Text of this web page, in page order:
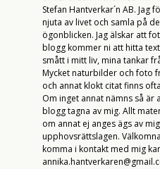
Stefan Hantverkar´n AB. Jag
njuta av livet och samla på
ögonblicken. Jag älskar att
blogg kommer ni att hitta
smått i mitt liv, mina tankar
Mycket naturbilder och foto
och annat klokt citat finns
Om inget annat nämns så är
blogg tagna av mig. Allt
om annat ej anges ägs av
upphovsrättslagen.
komma i kontakt med mig